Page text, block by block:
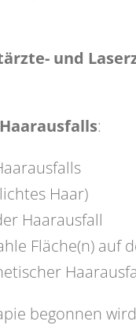
und
:
Haar)
Haarausfall
Fläche(n) auf
begonnen